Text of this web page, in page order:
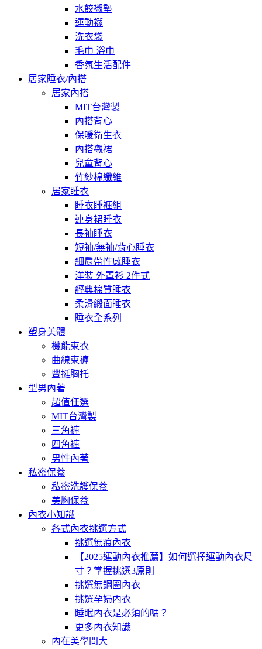
水餃襯墊
運動襪
洗衣袋
毛巾 浴巾
香氛生活配件
居家睡衣/內搭
居家內搭
MIT台灣製
內搭背心
保暖衛生衣
內搭襯裙
兒童背心
竹紗棉纖維
居家睡衣
睡衣睡褲組
連身裙睡衣
長袖睡衣
短袖/無袖/背心睡衣
細肩帶性感睡衣
洋裝 外罩衫 2件式
經典棉質睡衣
柔滑緞面睡衣
睡衣全系列
塑身美體
機能束衣
曲線束褲
豐挺胸托
型男內著
超值任選
MIT台灣製
三角褲
四角褲
男性內著
私密保養
私密洗護保養
美胸保養
內衣小知識
各式內衣挑選方式
挑選無痕內衣
【2025運動內衣推薦】如何選擇運動內衣尺
寸？掌握挑選3原則
挑選無鋼圈內衣
挑選孕婦內衣
睡眠內衣是必須的嗎？
更多內衣知識
內在美學問大